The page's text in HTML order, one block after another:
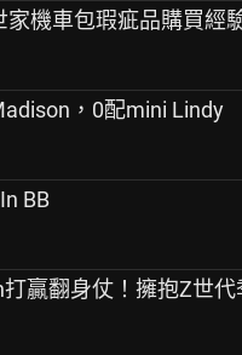
家機車包瑕疵品購買經
，0配mini Lindy
BB
打贏翻身仗！擁抱Z世